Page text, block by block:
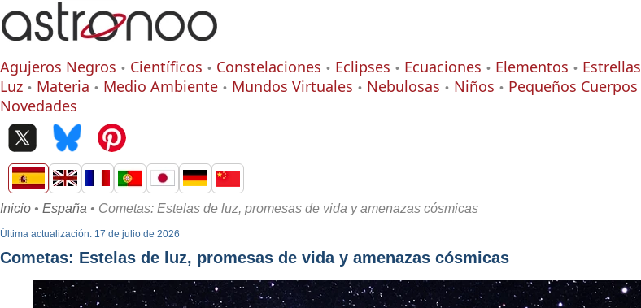
Agujeros Negros Científicos Constelaciones Eclipses Ecuaciones Elementos Estrellas
Luz
Materia Medio Ambiente Mundos Virtuales Nebulosas Niños Pequeños Cuerpos
Novedades
Inicio • España • Cometas: Estelas de luz, promesas de vida y amenazas cósmicas
Última actualización: 17 de julio de 2026
Cometas: Estelas de luz, promesas de vida y amenazas cósmicas